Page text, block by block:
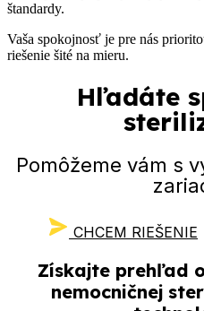
štandardy.
Vaša spokojnosť je pre nás
riešenie šité na mieru.
Hľadáte
Pomôžeme vám s
CHCEM RIEŠENIE
Získajte prehľad
nemocničnej